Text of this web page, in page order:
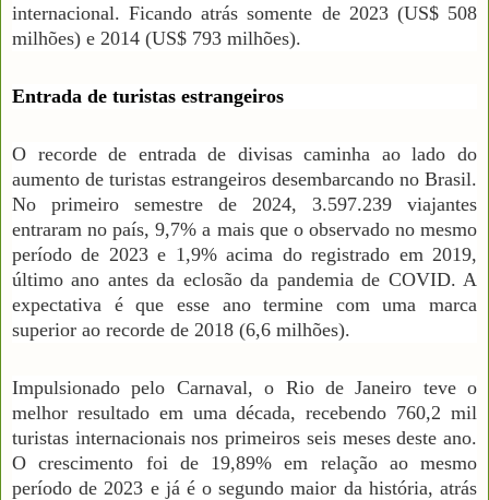
internacional. Ficando atrás somente de 2023 (US$ 508
milhões) e 2014 (US$ 793 milhões).
Entrada de turistas estrangeiros
O recorde de entrada de divisas caminha ao lado do
aumento de turistas estrangeiros desembarcando no Brasil.
No primeiro semestre de 2024, 3.597.239 viajantes
entraram no país, 9,7% a mais que o observado no mesmo
período de 2023 e 1,9% acima do registrado em 2019,
último ano antes da eclosão da pandemia de COVID. A
expectativa é que esse ano termine com uma marca
superior ao recorde de 2018 (6,6 milhões).
Impulsionado pelo Carnaval, o Rio de Janeiro teve o
melhor resultado em uma década, recebendo 760,2 mil
turistas internacionais nos primeiros seis meses deste ano.
O crescimento foi de 19,89% em relação ao mesmo
período de 2023 e já é o segundo maior da história, atrás